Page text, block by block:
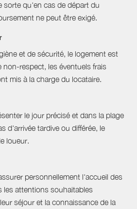
sorte qu'en cas de départ du
ne peut être exigé.
et de sécurité, le logement est
non-respect, les éventuels frais
mis à la charge du locataire.
le jour précisé et dans la plage
d'arrivée tardive ou différée, le
loueur.
personnellement l'accueil des
les attentions souhaitables
séjour et la connaissance de la